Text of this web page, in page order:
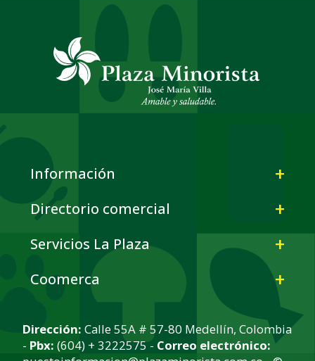
Información
Directorio comercial
Servicios La Plaza
Coomerca
Dirección: Calle 55A # 57-80 Medellín, Colombia
- Pbx: (604) + 3222575 - Correo electrónico: